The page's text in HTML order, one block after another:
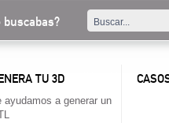
TU 3D
ayudamos a generar un